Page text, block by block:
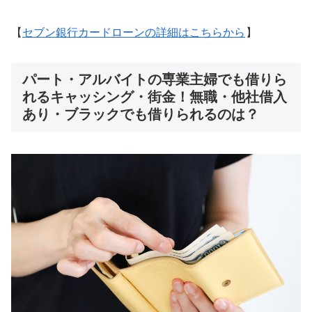
【 セブン銀行カードローンの詳細はこちらから 】
パート・アルバイトの専業主婦でも借りら
れるキャッシング・街金！無職・他社借入
あり・ブラックでも借りられるのは？